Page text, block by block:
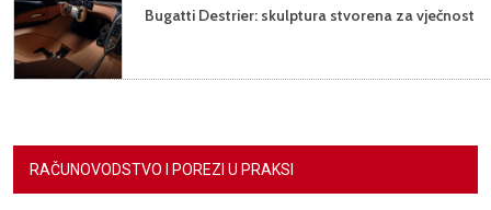
Bugatti Destrier: skulptura stvorena za vječnost
RAČUNOVODSTVO I POREZI U PRAKSI